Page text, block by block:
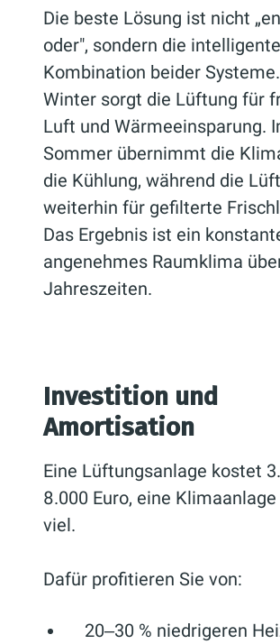
Die beste Lösung ist nicht
oder", sondern die intelligente
Kombination beider
Winter sorgt die Lüftung für
Luft und Wärmeeinsparung.
Sommer übernimmt die
die Kühlung, während die
weiterhin für gefilterte
Das Ergebnis ist ein
angenehmes Raumklima
Jahreszeiten.
Investition und
Amortisation
Eine Lüftungsanlage kostet
8.000 Euro, eine
viel.
Dafür profitieren Sie von:
20‒30 % niedrigeren